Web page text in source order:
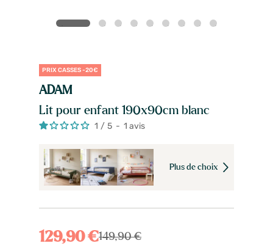
PRIX CASSES -20€
ADAM
Lit pour enfant 190x90cm blanc
1 / 5 - 1 avis
Plus de choix
129,90 €149,90 €